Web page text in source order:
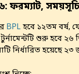
ফরম্যাট,
BPLহবে ১২তম বর্ষ,
শুরু হবে ২৬
নির্ধারিত হয়েছে